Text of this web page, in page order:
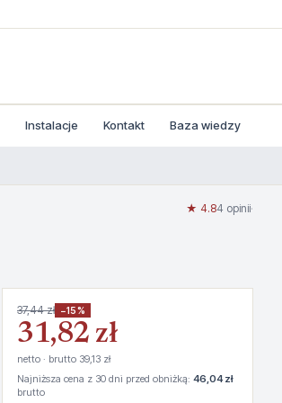
Instalacje Kontakt Baza wiedzy
★ 4.84 opinii·
37,44 zł −15%
31,82 zł
netto · brutto 39,13 zł
Najniższa cena z 30 dni przed obniżką: 46,04 zł
brutto